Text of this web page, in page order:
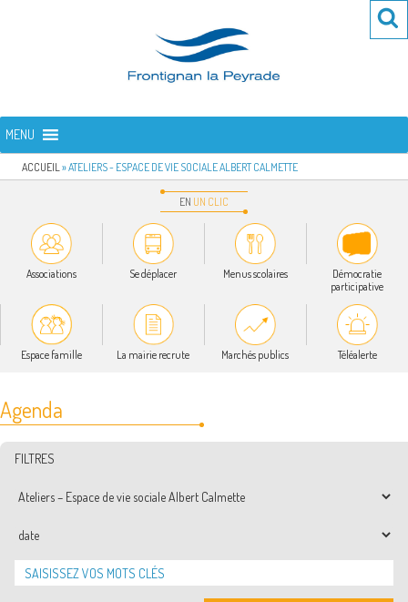
FRONTIGNAN LA PEYRADE
MENU
ACCUEIL »ATELIERS - ESPACE DE VIE SOCIALE ALBERT CALMETTE
EN UN CLIC
Associations Se déplacer Menus scolaires
Démocratie
participative
Espace famille La mairie recrute Marchés publics Téléalerte
Agenda
FILTRES
Thématiques
Date